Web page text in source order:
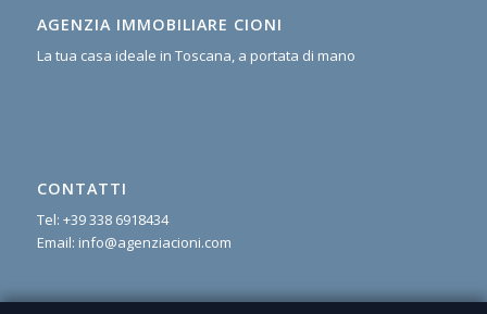
AGENZIA IMMOBILIARE CIONI
La tua casa ideale in Toscana, a portata di mano
CONTATTI
Tel: +39 338 6918434
Email: info@agenziacioni.com